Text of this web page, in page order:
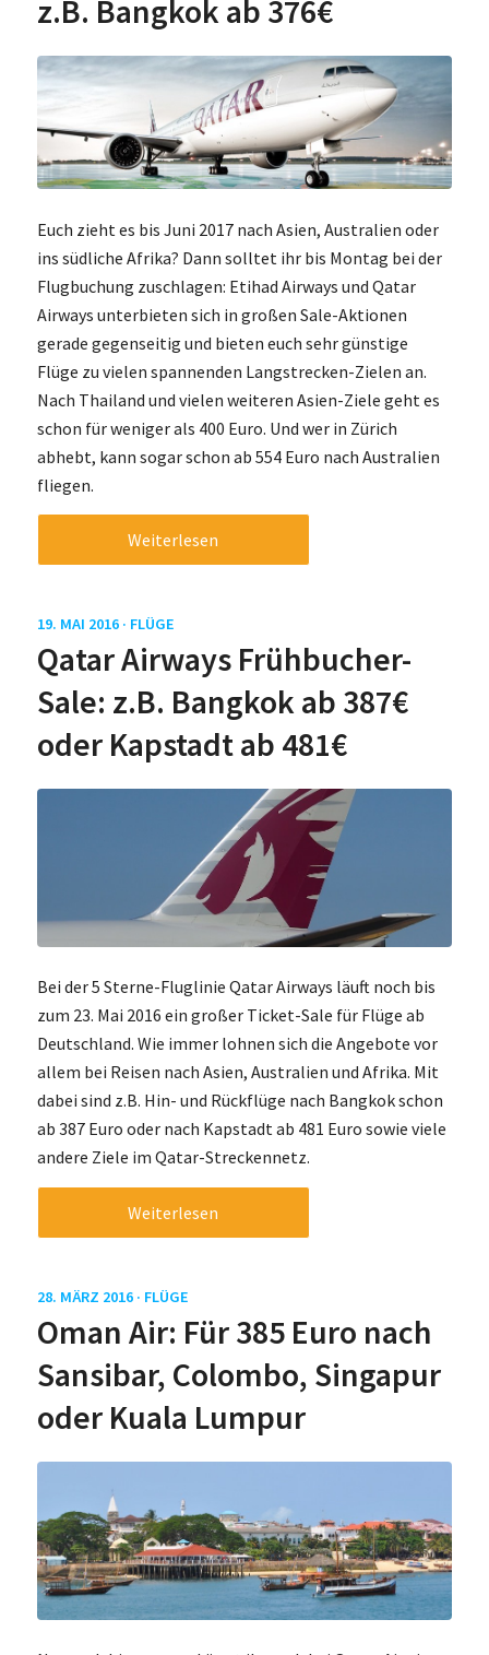
z.B. Bangkok ab 376€
Euch zieht es bis Juni 2017 nach Asien, Australien oder
ins südliche Afrika? Dann solltet ihr bis Montag bei der
Flugbuchung zuschlagen: Etihad Airways und Qatar
Airways unterbieten sich in großen Sale-Aktionen
gerade gegenseitig und bieten euch sehr günstige
Flüge zu vielen spannenden Langstrecken-Zielen an.
Nach Thailand und vielen weiteren Asien-Ziele geht es
schon für weniger als 400 Euro. Und wer in Zürich
abhebt, kann sogar schon ab 554 Euro nach Australien
fliegen.
Weiterlesen
19. MAI 2016 · FLÜGE
Qatar Airways Frühbucher-
Sale: z.B. Bangkok ab 387€
oder Kapstadt ab 481€
Bei der 5 Sterne-Fluglinie Qatar Airways läuft noch bis
zum 23. Mai 2016 ein großer Ticket-Sale für Flüge ab
Deutschland. Wie immer lohnen sich die Angebote vor
allem bei Reisen nach Asien, Australien und Afrika. Mit
dabei sind z.B. Hin- und Rückflüge nach Bangkok schon
ab 387 Euro oder nach Kapstadt ab 481 Euro sowie viele
andere Ziele im Qatar-Streckennetz.
Weiterlesen
28. MÄRZ 2016 · FLÜGE
Oman Air: Für 385 Euro nach
Sansibar, Colombo, Singapur
oder Kuala Lumpur